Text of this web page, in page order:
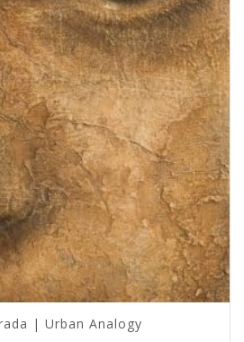
| Urban Analogy